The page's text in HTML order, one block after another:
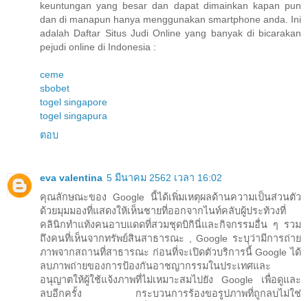
keuntungan yang besar dan dapat dimainkan kapan pun
dan di manapun hanya menggunakan smartphone anda. Ini
adalah Daftar Situs Judi Online yang banyak di bicarakan
pejudi online di Indonesia :
ceme
sbobet
togel singapore
togel singapura
ตอบ
eva valentina 5 มีนาคม 2562 เวลา 16:02
คุณลักษณะของ Google นี้ได้เพิ่มเหตุผลด้านความเป็นส่วนตัว
ด้วยมุมมองที่แสดงให้เห็นชายที่ออกจากไนท์คลับผู้ประท้วงที่
คลินิกทำแท้งคนอาบแดดที่สวมชุดบิกินี่และกิจกรรมอื่น ๆ รวม
ถึงคนที่เห็นจากทรัพย์สินสาธารณะ , Google ระบุว่ามีการถ่าย
ภาพจากสถานที่สาธารณะ ก่อนที่จะเปิดตัวบริการนี้ Google ได้
ลบภาพถ่ายของการป้องกันอาชญากรรมในประเทศและ
อนุญาตให้ผู้ใช้แจ้งภาพที่ไม่เหมาะสมไปยัง Google เพื่อดูและ
ลบอีกครั้ง กระบวนการร้องขอรูปภาพที่ถูกลบไม่ใช่